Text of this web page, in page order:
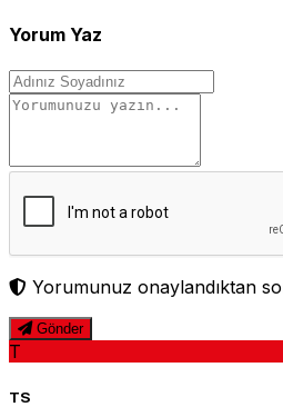
Yorum Yaz
Yorumunuz onaylandıktan
Gönder
T
TS